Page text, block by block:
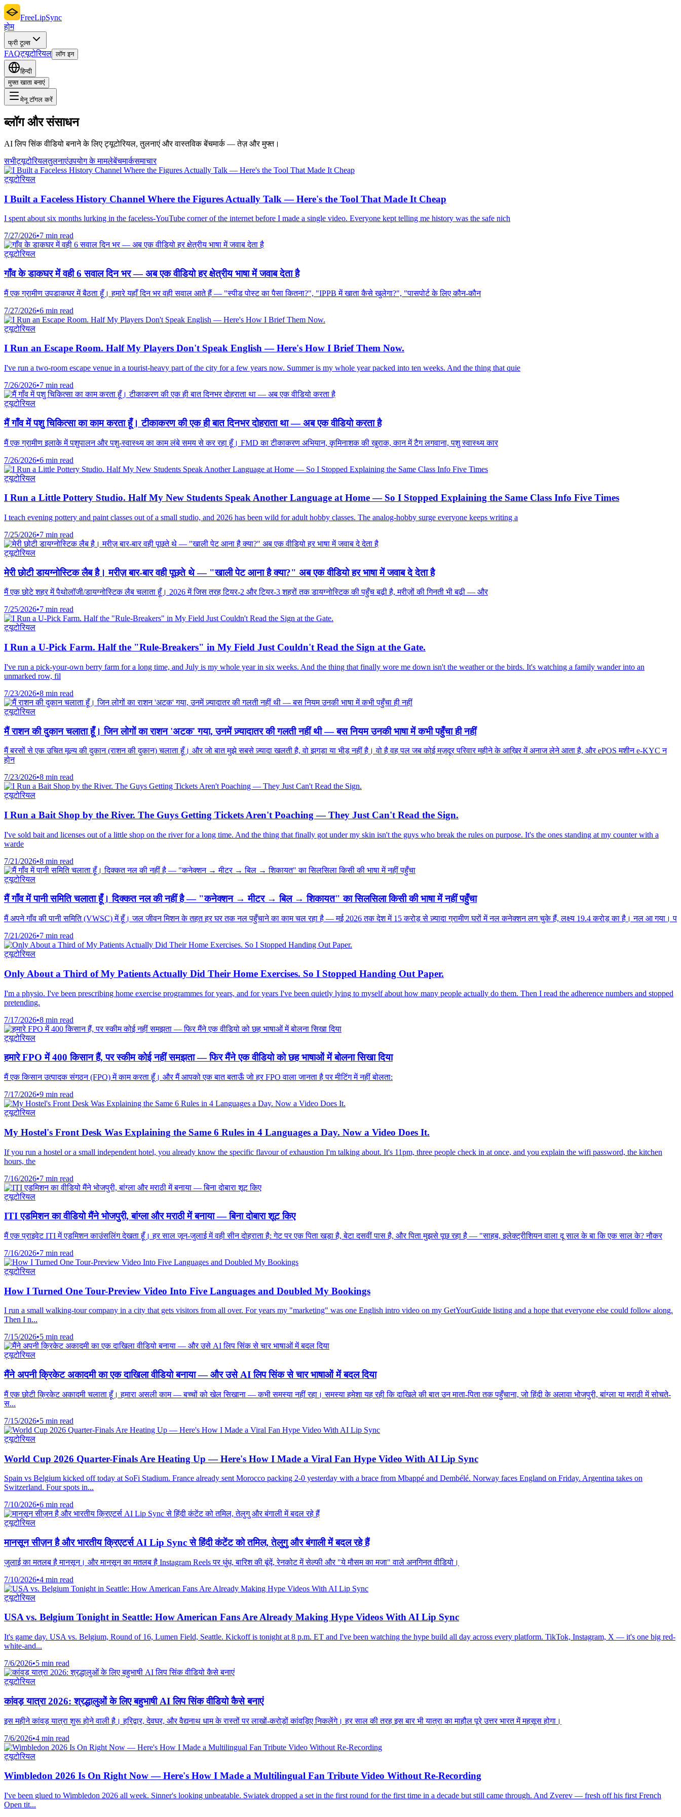
FreeLipSync
होम
फ्री टूल्स
FAQट्यूटोरियल लॉग इन
हिन्दी
मुफ्त खाता बनाएं
मेनू टॉगल करें
ब्लॉग और संसाधन
AI लिप सिंक वीडियो बनाने के लिए ट्यूटोरियल, तुलनाएं और वास्तविक बेंचमार्क — तेज़ और मुफ्त।
सभीट्यूटोरियलतुलनाएंउपयोग के मामलेबेंचमार्कसमाचार
ट्यूटोरियल
I Built a Faceless History Channel Where the Figures Actually Talk — Here's the Tool That Made It Cheap
I spent about six months lurking in the faceless-YouTube corner of the internet before I made a single video. Everyone kept telling me history was the safe nich
7/27/2026•7 min read
ट्यूटोरियल
गाँव के डाकघर में वही 6 सवाल दिन भर — अब एक वीडियो हर क्षेत्रीय भाषा में जवाब देता है
मैं एक ग्रामीण उपडाकघर में बैठता हूँ। हमारे यहाँ दिन भर वही सवाल आते हैं — "स्पीड पोस्ट का पैसा कितना?", "IPPB में खाता कैसे खुलेगा?", "पासपोर्ट के लिए कौन-कौन
7/27/2026•6 min read
ट्यूटोरियल
I Run an Escape Room. Half My Players Don't Speak English — Here's How I Brief Them Now.
I've run a two-room escape venue in a tourist-heavy part of the city for a few years now. Summer is my whole year packed into ten weeks. And the thing that quie
7/26/2026•7 min read
ट्यूटोरियल
मैं गाँव में पशु चिकित्सा का काम करता हूँ। टीकाकरण की एक ही बात दिनभर दोहराता था — अब एक वीडियो करता है
मैं एक ग्रामीण इलाके में पशुपालन और पशु-स्वास्थ्य का काम लंबे समय से कर रहा हूँ। FMD का टीकाकरण अभियान, कृमिनाशक की खुराक, कान में टैग लगवाना, पशु स्वास्थ्य कार
7/26/2026•6 min read
ट्यूटोरियल
I Run a Little Pottery Studio. Half My New Students Speak Another Language at Home — So I Stopped Explaining the Same Class Info Five Times
I teach evening pottery and paint classes out of a small studio, and 2026 has been wild for adult hobby classes. The analog-hobby surge everyone keeps writing a
7/25/2026•7 min read
ट्यूटोरियल
मेरी छोटी डायग्नोस्टिक लैब है। मरीज़ बार-बार वही पूछते थे — "खाली पेट आना है क्या?" अब एक वीडियो हर भाषा में जवाब दे देता है
मैं एक छोटे शहर में पैथोलॉजी/डायग्नोस्टिक लैब चलाता हूँ। 2026 में जिस तरह टियर-2 और टियर-3 शहरों तक डायग्नोस्टिक की पहुँच बढ़ी है, मरीज़ों की गिनती भी बढ़ी — और
7/25/2026•7 min read
ट्यूटोरियल
I Run a U-Pick Farm. Half the "Rule-Breakers" in My Field Just Couldn't Read the Sign at the Gate.
I've run a pick-your-own berry farm for a long time, and July is my whole year in six weeks. And the thing that finally wore me down isn't the weather or the birds. It's watching a family wander into an
unmarked row, fil
7/23/2026•8 min read
ट्यूटोरियल
मैं राशन की दुकान चलाता हूँ। जिन लोगों का राशन 'अटक' गया, उनमें ज़्यादातर की गलती नहीं थी — बस नियम उनकी भाषा में कभी पहुँचा ही नहीं
मैं बरसों से एक उचित मूल्य की दुकान (राशन की दुकान) चलाता हूँ। और जो बात मुझे सबसे ज़्यादा खलती है, वो झगड़ा या भीड़ नहीं है। वो है वह पल जब कोई मज़दूर परिवार महीने के आख़िर में अनाज लेने आता है, और ePOS मशीन e-KYC न
होन
7/23/2026•8 min read
ट्यूटोरियल
I Run a Bait Shop by the River. The Guys Getting Tickets Aren't Poaching — They Just Can't Read the Sign.
I've sold bait and licenses out of a little shop on the river for a long time. And the thing that finally got under my skin isn't the guys who break the rules on purpose. It's the ones standing at my counter with a
warde
7/21/2026•8 min read
ट्यूटोरियल
मैं गाँव में पानी समिति चलाता हूँ। दिक्कत नल की नहीं है — "कनेक्शन → मीटर → बिल → शिकायत" का सिलसिला किसी की भाषा में नहीं पहुँचा
मैं अपने गाँव की पानी समिति (VWSC) में हूँ। जल जीवन मिशन के तहत हर घर तक नल पहुँचाने का काम चल रहा है — मई 2026 तक देश में 15 करोड़ से ज़्यादा ग्रामीण घरों में नल कनेक्शन लग चुके हैं, लक्ष्य 19.4 करोड़ का है। नल आ गया। प
7/21/2026•7 min read
ट्यूटोरियल
Only About a Third of My Patients Actually Did Their Home Exercises. So I Stopped Handing Out Paper.
I'm a physio. I've been prescribing home exercise programmes for years, and for years I've been quietly lying to myself about how many people actually do them. Then I read the adherence numbers and stopped
pretending.
7/17/2026•8 min read
ट्यूटोरियल
हमारे FPO में 400 किसान हैं, पर स्कीम कोई नहीं समझता — फिर मैंने एक वीडियो को छह भाषाओं में बोलना सिखा दिया
मैं एक किसान उत्पादक संगठन (FPO) में काम करता हूँ। और मैं आपको एक बात बताऊँ जो हर FPO वाला जानता है पर मीटिंग में नहीं बोलता:
7/17/2026•9 min read
ट्यूटोरियल
My Hostel's Front Desk Was Explaining the Same 6 Rules in 4 Languages a Day. Now a Video Does It.
If you run a hostel or a small independent hotel, you already know the specific flavour of exhaustion I'm talking about. It's 11pm, three people check in at once, and you explain the wifi password, the kitchen
hours, the
7/16/2026•7 min read
ट्यूटोरियल
ITI एडमिशन का वीडियो मैंने भोजपुरी, बांग्ला और मराठी में बनाया — बिना दोबारा शूट किए
मैं एक प्राइवेट ITI में एडमिशन काउंसलिंग देखता हूँ। हर साल जून-जुलाई में वही सीन दोहराता है: गेट पर एक पिता खड़ा है, बेटा दसवीं पास है, और पिता मुझसे पूछ रहा है — "साहब, इलेक्ट्रीशियन वाला दू साल के बा कि एक साल के? नौकर
7/16/2026•7 min read
ट्यूटोरियल
How I Turned One Tour-Preview Video Into Five Languages and Doubled My Bookings
I run a small walking-tour company in a city that gets visitors from all over. For years my "marketing" was one English intro video on my GetYourGuide listing and a hope that everyone else could follow along.
Then I n...
7/15/2026•5 min read
ट्यूटोरियल
मैंने अपनी क्रिकेट अकादमी का एक दाखिला वीडियो बनाया — और उसे AI लिप सिंक से चार भाषाओं में बदल दिया
मैं एक छोटी क्रिकेट अकादमी चलाता हूँ। हमारा असली काम — बच्चों को खेल सिखाना — कभी समस्या नहीं रहा। समस्या हमेशा यह रही कि दाखिले की बात उन माता-पिता तक पहुँचाना, जो हिंदी के अलावा भोजपुरी, बांग्ला या मराठी में सोचते-
स...
7/15/2026•5 min read
ट्यूटोरियल
World Cup 2026 Quarter-Finals Are Heating Up — Here's How I Made a Viral Fan Hype Video With AI Lip Sync
Spain vs Belgium kicked off today at SoFi Stadium. France already sent Morocco packing 2-0 yesterday with a brace from Mbappé and Dembélé. Norway faces England on Friday. Argentina takes on
Switzerland. Four spots in...
7/10/2026•6 min read
ट्यूटोरियल
मानसून सीज़न है और भारतीय क्रिएटर्स AI Lip Sync से हिंदी कंटेंट को तमिल, तेलुगु और बंगाली में बदल रहे हैं
जुलाई का मतलब है मानसून। और मानसून का मतलब है Instagram Reels पर धुंध, बारिश की बूंदें, रेनकोट में सेल्फी और "ये मौसम का मजा" वाले अनगिनत वीडियो।
7/10/2026•4 min read
ट्यूटोरियल
USA vs. Belgium Tonight in Seattle: How American Fans Are Already Making Hype Videos With AI Lip Sync
It's game day. USA vs. Belgium, Round of 16, Lumen Field, Seattle. Kickoff is tonight at 8 p.m. ET and I've been watching the hype build all day across every platform. TikTok, Instagram, X — it's one big red-
white-and...
7/6/2026•5 min read
ट्यूटोरियल
कांवड़ यात्रा 2026: श्रद्धालुओं के लिए बहुभाषी AI लिप सिंक वीडियो कैसे बनाएं
इस महीने कांवड़ यात्रा शुरू होने वाली है। हरिद्वार, देवघर, और वैद्यनाथ धाम के रास्तों पर लाखों-करोड़ों कांवड़िए निकलेंगे। हर साल की तरह इस बार भी यात्रा का माहौल पूरे उत्तर भारत में महसूस होगा।
7/6/2026•4 min read
ट्यूटोरियल
Wimbledon 2026 Is On Right Now — Here's How I Made a Multilingual Fan Tribute Video Without Re-Recording
I've been glued to Wimbledon 2026 all week. Sinner's looking unbeatable. Swiatek dropped a set in the first round for the first time in a decade but still came through. And Zverev — fresh off his first French
Open tit...